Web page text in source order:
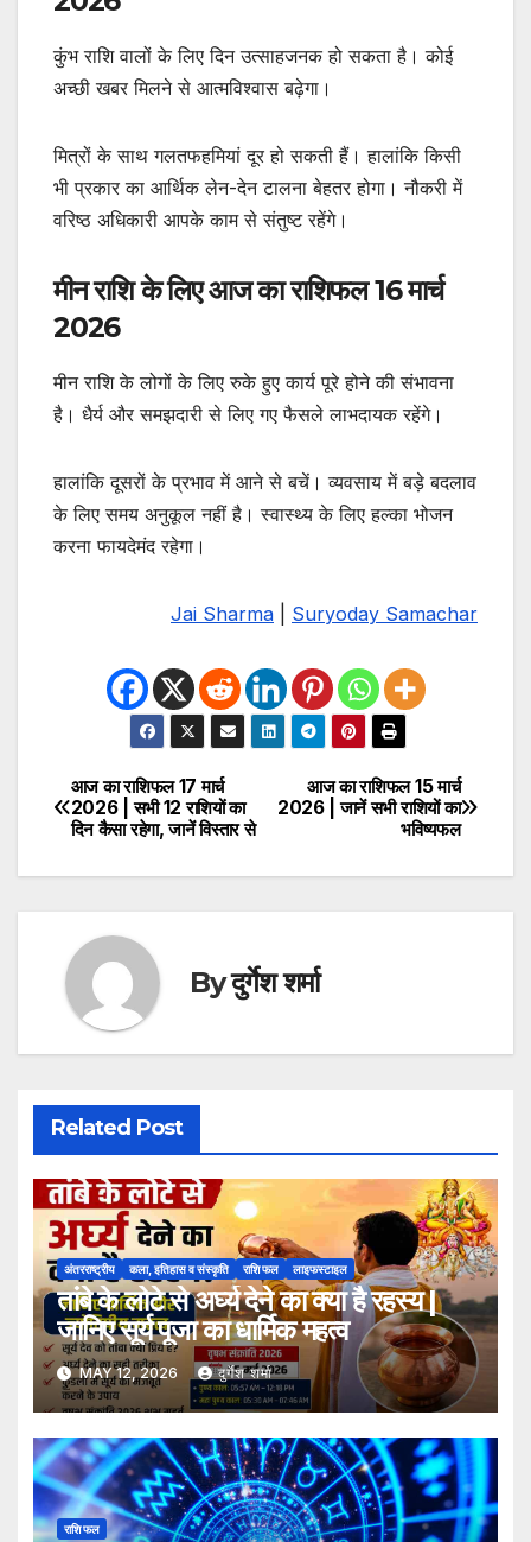
कुंभ राशि वालों के लिए दिन उत्साहजनक हो सकता है। कोई
अच्छी खबर मिलने से आत्मविश्वास बढ़ेगा।
मित्रों के साथ गलतफहमियां दूर हो सकती हैं। हालांकि किसी
भी प्रकार का आर्थिक लेन-देन टालना बेहतर होगा। नौकरी में
वरिष्ठ अधिकारी आपके काम से संतुष्ट रहेंगे।
मीन राशि के लिए आज का राशिफल 16 मार्च
2026
मीन राशि के लोगों के लिए रुके हुए कार्य पूरे होने की संभावना
है। धैर्य और समझदारी से लिए गए फैसले लाभदायक रहेंगे।
हालांकि दूसरों के प्रभाव में आने से बचें। व्यवसाय में बड़े बदलाव
के लिए समय अनुकूल नहीं है। स्वास्थ्य के लिए हल्का भोजन
करना फायदेमंद रहेगा।
Jai Sharma Suryoday Samachar
Post
navigation
आज का राशिफल 15 मार्च
2026 | जानें सभी राशियों का
भविष्यफल
आज का राशिफल 17 मार्च
2026 | सभी 12 राशियों का
दिन कैसा रहेगा, जानें विस्तार से
Byदुर्गेश शर्मा
Related Post
अंतरराष्ट्रीय कला, इतिहास व संस्कृति राशि फल लाइफस्टाइल
तांबे के लोटे से अर्घ्य देने का क्या है रहस्य |
जानिए सूर्य पूजा का धार्मिक महत्व
MAY 12, 2026 दुर्गेश शर्मा
राशि फल